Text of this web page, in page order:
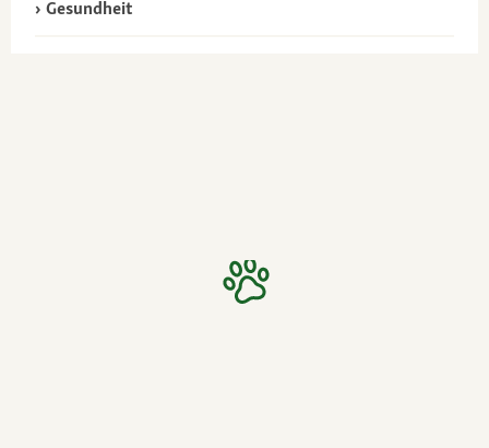
Gesundheit